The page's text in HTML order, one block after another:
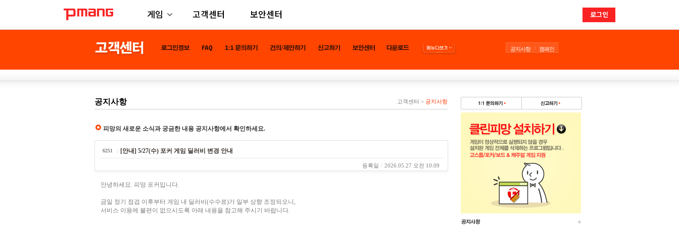
게임 고객센터 보안센터 로그인
공지사항 캠페인
공지사항 고객센터 > 공지사항
피망의 새로운 소식과 궁금한 내용 공지사항에서 확인하세요.
6251 [안내] 5/27(수) 포커 게임 딜러비 변경 안내
등록일 2026.05.27 오전 10:09
안녕하세요. 피망 포커입니다.
금일 정기 점검 이후부터 게임 내 딜러비(수수료)가 일부 상향 조정되오니,
서비스 이용에 불편이 없으시도록 아래 내용을 참고해 주시기 바랍니다.